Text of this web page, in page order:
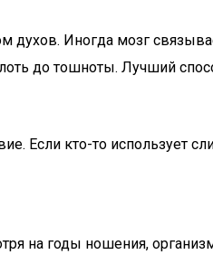
духов. Иногда мозг
до тошноты. Лучший
Если кто-то использует
на годы ношения,